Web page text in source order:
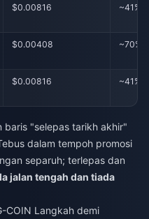
$0.00816 ~41%
$0.00408 ~70%+
$0.00816 ~41%
"selepas tarikh akhir"
dalam tempoh promosi
separuh; terlepas dan
jalan tengah dan tiada
COIN Langkah demi